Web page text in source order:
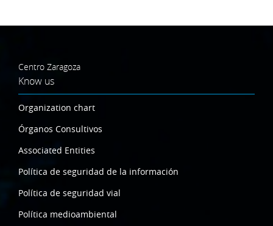
Centro Zaragoza
Know us
Organization chart
Órganos Consultivos
Associated Entities
Política de seguridad de la información
Política de seguridad vial
Política medioambiental